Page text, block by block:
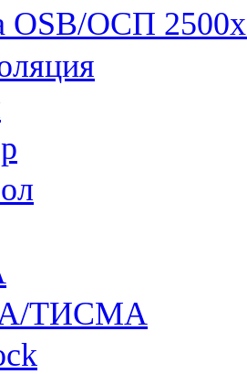
OSB/ОСП
ТИСМА